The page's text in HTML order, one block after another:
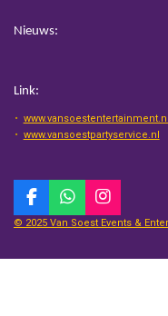
Nieuws:
Link:
www.vansoestentertainment.nl
www.vansoestpartyservice.nl
F
a
W
h
I
n
© 2025 Van Soest Events &